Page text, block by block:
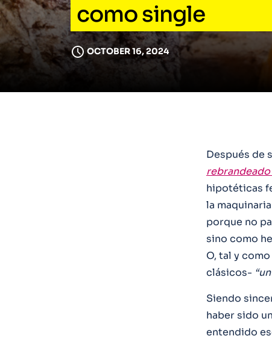
como single
OCTOBER 16, 2024
Después de
rebrandeado
hipotéticas
la
porque no
sino como
O, tal y
clásicos-
Siendo
haber sido
entendido